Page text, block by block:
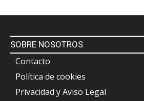
SOBRE NOSOTROS
Contacto
Política de cookies
Privacidad y Aviso Legal